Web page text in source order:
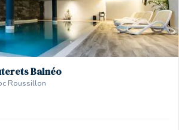
Balnéo
Roussillon